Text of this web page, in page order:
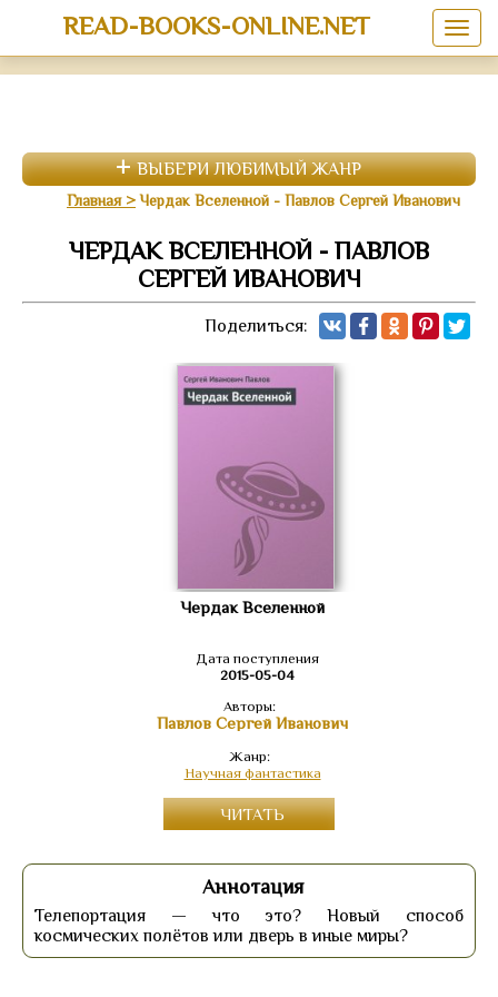
READ-BOOKS-ONLINE.NET
ВЫБЕРИ ЛЮБИМЫЙ ЖАНР
Главная Чердак Вселенной - Павлов Сергей Иванович
ЧЕРДАК ВСЕЛЕННОЙ - ПАВЛОВ
СЕРГЕЙ ИВАНОВИЧ
Поделиться:
Чердак Вселенной
Дата поступления
2015-05-04
Авторы:
Павлов Сергей Иванович
Жанр:
Научная фантастика
ЧИТАТЬ
Аннотация
Телепортация — что это? Новый способ
космических полётов или дверь в иные миры?